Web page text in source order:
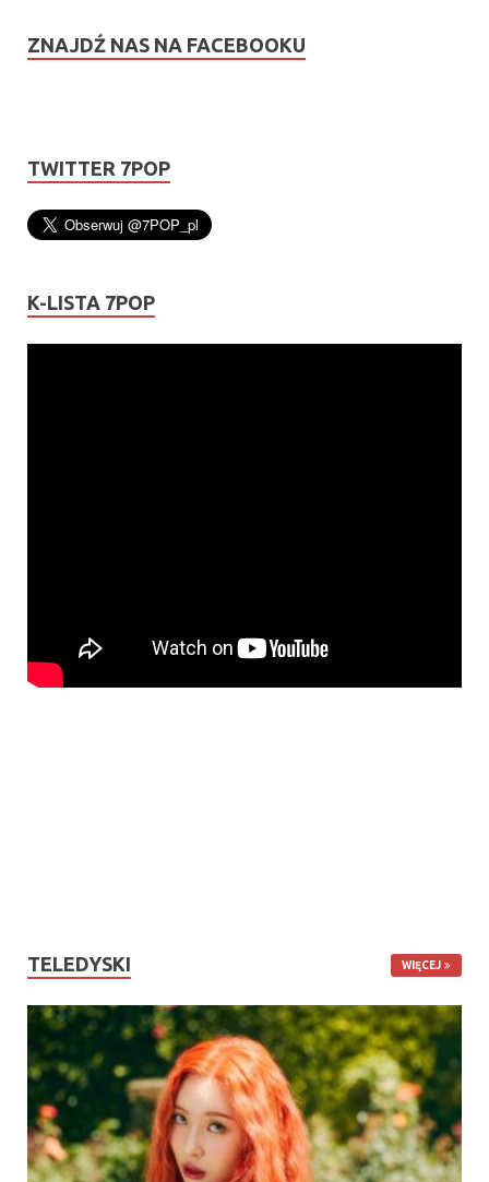
ZNAJDŹ NAS NA FACEBOOKU
TWITTER 7POP
K-LISTA 7POP
TELEDYSKI WIĘCEJ